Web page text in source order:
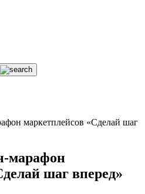
маркетплейсов «Сделай шаг
марафон
шаг вперед»